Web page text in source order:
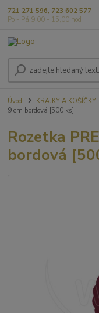
721 271 596, 723 602 577
Po - Pá 9,00 - 15,00 hod
Úvod KRAJKY A KOŠÍČKY
9 cm bordová [500 ks]
Rozetka
bordová